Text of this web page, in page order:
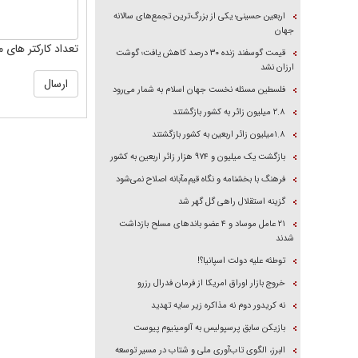
تعداد کارکتر های
اربعین حسینی؛ یکی از بزرگ‌ترین تجمع‌های سالانه
جهان
قیمت گوسفند زنده ۳۰ درصد کاهش یافت؛ گوشت
ارزان نشد
فلسطین مسئله نخست جهان اسلام به شمار می‌رود
۲.۸ میلیون زائر به کشور بازگشتند
۱.۸میلیون زائر اربعین به کشور بازگشتند
بازگشت یک میلیون و ۹۷۴ هزار زائر اربعین به کشور
فرهنگ با بخشنامه و نگاه قیم‌مآبانه اصلاح نمی‌شود
گزینه استقلال راهی گل گهر شد
۲۱ عامل موساد و ۴ عضو باند‌های مسلح بازداشت
شدند
توطئه علیه دولت اسپانیا؟!
خروج بازار اوراق امریکا از فرمان فدرال رزرو
نه کریدور دوم نه مذاکره زیر سایه تهدید
بازیکن سابق پرسپولیس به آلومینیوم پیوست
البرز، الگوی تاب‌آوری ملی و شتاب در مسیر توسعه